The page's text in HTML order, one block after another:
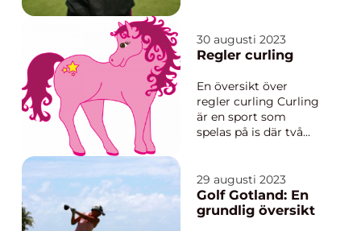
imponerande
utveckling de senaste
blivit en viktig del av
den svenska
idrottskulturen. Med
en damlandslag som
30 augusti 2023
Regler curling
En översikt över
regler curling Curling
är en sport som
spelas på is där två
varandra. Målet med
spelet är att placera
sina stenar närmast
29 augusti 2023
Golf Gotland: En
grundlig översikt